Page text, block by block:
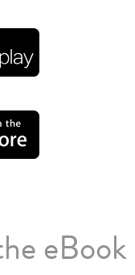
eBook